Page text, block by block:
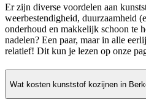
Er zijn diverse voordelen aan
weerbestendigheid, duurzaamheid
onderhoud en makkelijk schoon te
nadelen? Een paar, maar in alle
relatief! Dit kun je lezen op onze
Wat kosten kunststof kozijnen in